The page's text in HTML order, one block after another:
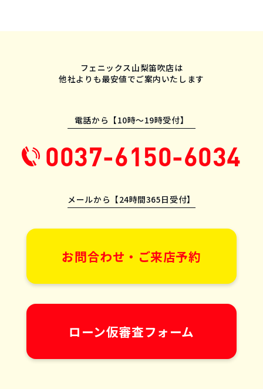
フェニックス山梨笛吹店は
他社よりも最安値でご案内いたします
電話から【10時〜19時受付】
0037-6150-6034
メールから【24時間365日受付】
お問合わせ・ご来店予約
ローン仮審査フォーム